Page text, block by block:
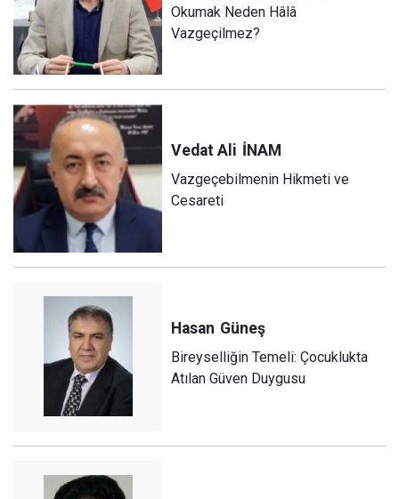
Okumak Neden Hâlâ
Vazgeçilmez?
Vedat Ali İNAM
Vazgeçebilmenin Hikmeti ve
Cesareti
Hasan Güneş
Bireyselliğin Temeli: Çocuklukta
Atılan Güven Duygusu